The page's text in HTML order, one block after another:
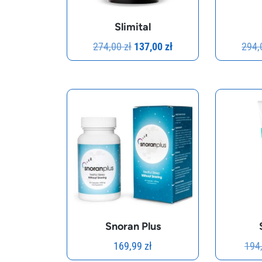
Slimital
274,00zł Pierwotna
cena
274,00 zł.
137,00złAktualna
cena
137,00 zł.
Snoran Plus
169,99zł